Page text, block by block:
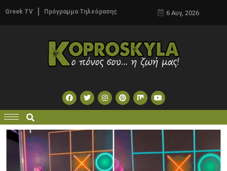
Greek TV Πρόγραμμα Τηλεόρασης 6 Αυγ, 2026